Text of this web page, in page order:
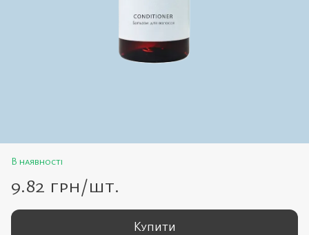
В наявності
9.82 грн/шт.
Купити